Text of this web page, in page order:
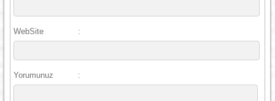
WebSite :
Yorumunuz :